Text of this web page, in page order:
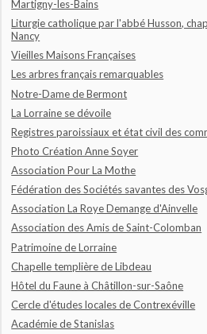
Martigny-les-Bains
Liturgie catholique par l'abbé Husson,
Nancy
Vieilles Maisons Françaises
Les arbres français remarquables
Notre-Dame de Bermont
La Lorraine se dévoile
Registres paroissiaux et état civil des
Photo Création Anne Soyer
Association Pour La Mothe
Fédération des Sociétés savantes des
Association La Roye Demange d'Ainvelle
Association des Amis de Saint-Colomban
Patrimoine de Lorraine
Chapelle templière de Libdeau
Hôtel du Faune à Châtillon-sur-Saône
Cercle d'études locales de Contrexéville
Académie de Stanislas